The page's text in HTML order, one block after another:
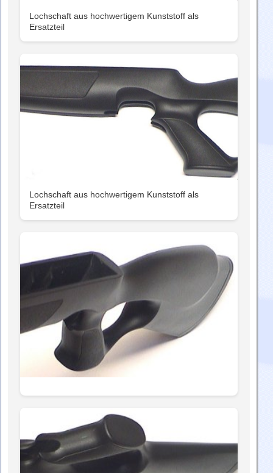
Lochschaft aus hochwertigem Kunststoff als
Ersatzteil
Lochschaft aus hochwertigem Kunststoff als
Ersatzteil